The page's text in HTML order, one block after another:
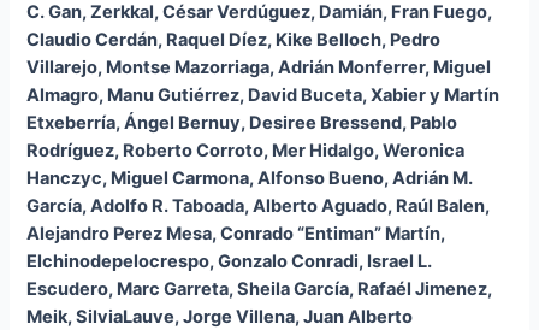
C. Gan, Zerkkal, César Verdúguez, Damián, Fran Fuego,
Claudio Cerdán, Raquel Díez, Kike Belloch, Pedro
Villarejo, Montse Mazorriaga, Adrián Monferrer, Miguel
Almagro, Manu Gutiérrez, David Buceta, Xabier y Martín
Etxeberría, Ángel Bernuy, Desiree Bressend, Pablo
Rodríguez, Roberto Corroto, Mer Hidalgo, Weronica
Hanczyc, Miguel Carmona, Alfonso Bueno, Adrián M.
García, Adolfo R. Taboada, Alberto Aguado, Raúl Balen,
Alejandro Perez Mesa, Conrado “Entiman” Martín,
Elchinodepelocrespo, Gonzalo Conradi, Israel L.
Escudero, Marc Garreta, Sheila García, Rafaél Jimenez,
Meik, SilviaLauve, Jorge Villena, Juan Alberto